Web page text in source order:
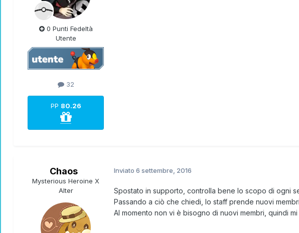
0 Punti Fedeltà
Utente
32
PP 80.26
Chaos
Mysterious Heroine X
Alter
Inviato 6 settembre, 2016
Spostato in supporto, controlla bene lo scopo di ogni
Passando a ciò che chiedi, lo staff prende nuovi
Al momento non vi è bisogno di nuovi membri, quindi